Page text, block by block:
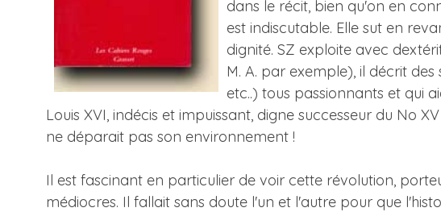
dans le récit, bien qu'on en
est indiscutable. Elle sut en
dignité. SZ exploite avec
M. A. par exemple), il décrit
etc..) tous passionnants et qui
Louis XVI, indécis et impuissant, digne successeur du No
ne déparait pas son environnement !
Il est fascinant en particulier de voir cette révolution,
médiocres. Il fallait sans doute l'un et l'autre pour que